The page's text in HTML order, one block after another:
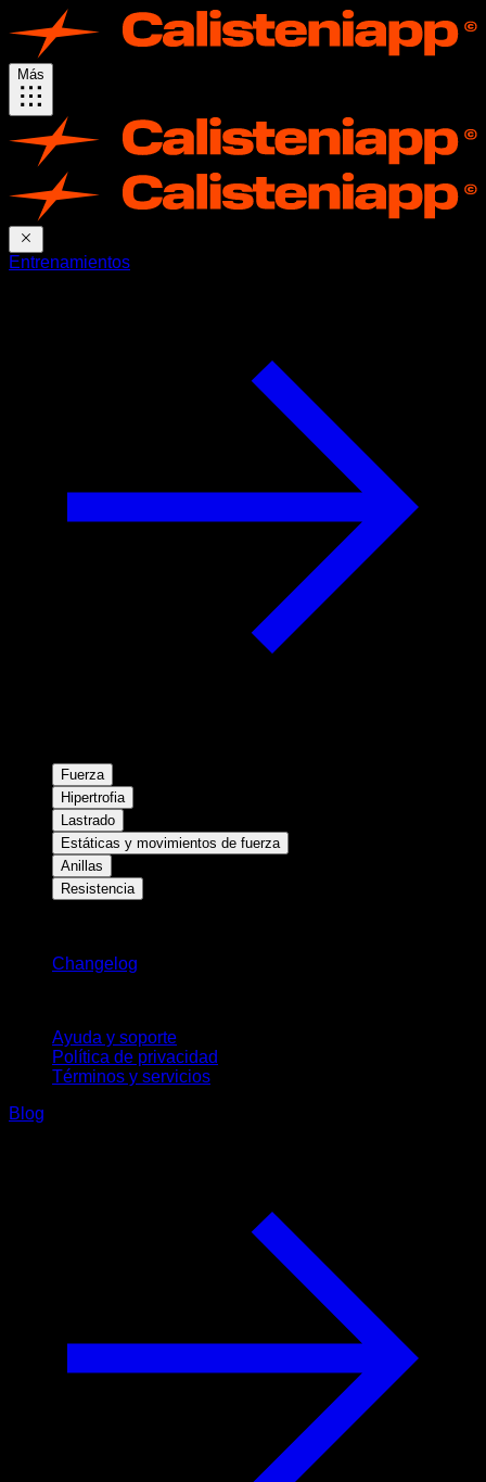
Más
Entrenamientos
Fuerza
Hipertrofia
Lastrado
Estáticas y movimientos de fuerza
Anillas
Resistencia
Changelog
Ayuda y soporte
Política de privacidad
Términos y servicios
Blog